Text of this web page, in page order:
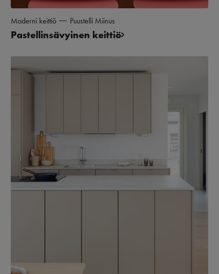
Moderni keittiö Puustelli Miinus
Pastellinsävyinen keittiö